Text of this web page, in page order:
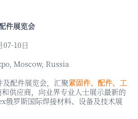
件展览会
07-10日
Moscow, Russia
配件展览会，汇聚紧固件、配件、工
供应商，向业界专业人士展示最新的
俄罗斯国际焊接材料、设备及技术展